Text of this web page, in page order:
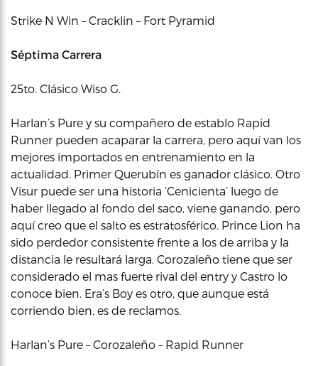
Strike N Win – Cracklin – Fort Pyramid
Séptima Carrera
25to. Clásico Wiso G.
Harlan’s Pure y su compañero de establo Rapid
Runner pueden acaparar la carrera, pero aquí van los
mejores importados en entrenamiento en la
actualidad. Primer Querubín es ganador clásico. Otro
Visur puede ser una historia ‘Cenicienta’ luego de
haber llegado al fondo del saco, viene ganando, pero
aquí creo que el salto es estratosférico. Prince Lion ha
sido perdedor consistente frente a los de arriba y la
distancia le resultará larga. Corozaleño tiene que ser
considerado el mas fuerte rival del entry y Castro lo
conoce bien. Era’s Boy es otro, que aunque está
corriendo bien, es de reclamos.
Harlan’s Pure – Corozaleño – Rapid Runner